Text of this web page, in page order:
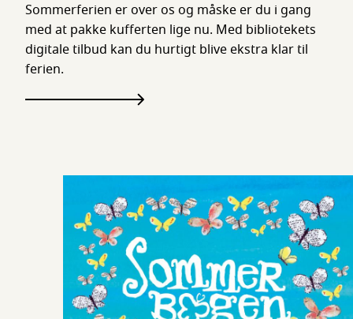
Sommerferien er over os og måske er du i gang
med at pakke kufferten lige nu. Med bibliotekets
digitale tilbud kan du hurtigt blive ekstra klar til
ferien.